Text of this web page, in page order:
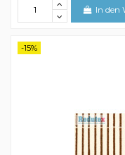
In den
-15%